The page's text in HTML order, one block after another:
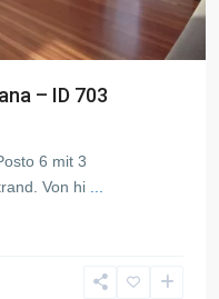
– ID 703
6 mit 3
Von hi